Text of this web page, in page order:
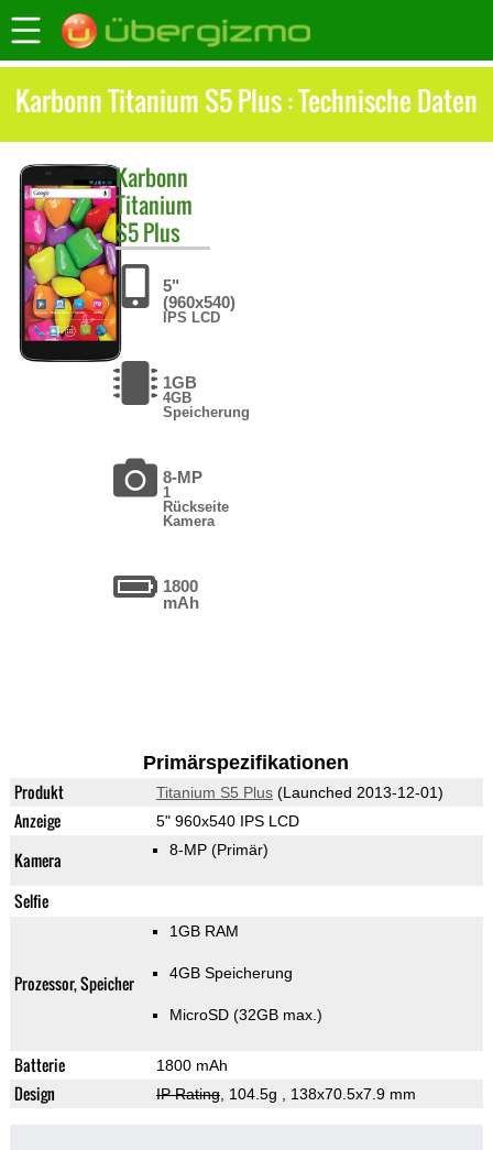
Karbonn Titanium S5 Plus : Technische Daten
Karbonn
Titanium
S5 Plus
5"
(960x540)
IPS LCD
1GB
4GB
Speicherung
8-MP
1
Rückseite
Kamera
1800
mAh
Primärspezifikationen
Produkt Titanium S5 Plus(Launched 2013-12-01)
Anzeige 5" 960x540 IPS LCD
Kamera 8-MP (Primär)
Selfie
Prozessor, Speicher
1GB RAM
4GB Speicherung
MicroSD (32GB max.)
Batterie 1800 mAh
Design IP Rating, 104.5g , 138x70.5x7.9 mm